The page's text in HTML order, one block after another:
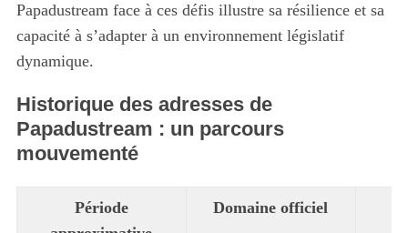
Papadustream face à ces défis illustre sa résilience et sa
capacité à s’adapter à un environnement législatif
dynamique.
Historique des adresses de
Papadustream : un parcours
mouvementé
Période
Domaine officiel